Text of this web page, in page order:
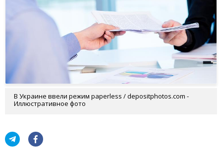
В Украине ввели режим paperless / depositphotos.com -
Иллюстративное фото